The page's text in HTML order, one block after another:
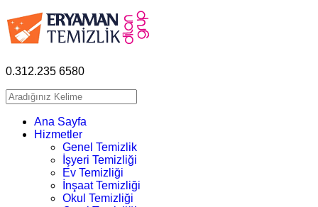
0.312.235 6580
Ana Sayfa
Hizmetler
Genel Temizlik
İşyeri Temizliği
Ev Temizliği
İnşaat Temizliği
Okul Temizliği